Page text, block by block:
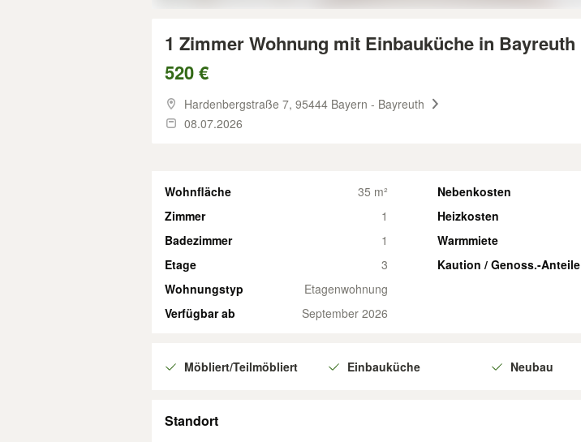
1 Zimmer Wohnung mit Einbauküche in Bayreuth
520 €
Hardenbergstraße 7, 95444 Bayern - Bayreuth
08.07.2026
Wohnfläche
35 m²
Zimmer
1
Badezimmer
1
Etage
3
Wohnungstyp
Etagenwohnung
Verfügbar ab
September 2026
Nebenkosten
Heizkosten
Warmmiete
Kaution / Genoss.-Anteile
Möbliert/Teilmöbliert Einbauküche Neubau
Standort